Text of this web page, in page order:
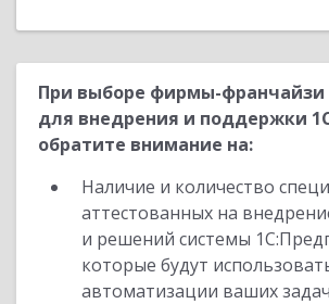
При выборе фирмы-
для внедрения и поддержки
обратите внимание на:
Наличие и количество
аттестованных на
и решений системы
которые будут
автоматизации ваших